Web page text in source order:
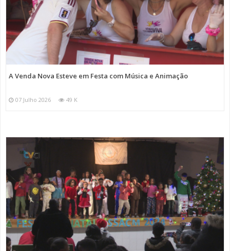
A Venda Nova Esteve em Festa com Música e Animação
07 Julho 2026 49 K